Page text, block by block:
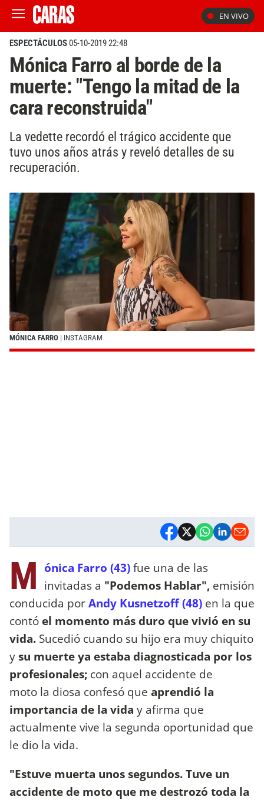
EN VIVO
ESPECTÁCULOS05-10-2019 22:48
Mónica Farro al borde de la
muerte: "Tengo la mitad de la
cara reconstruida"
La vedette recordó el trágico accidente que
tuvo unos años atrás y reveló detalles de su
recuperación.
MÓNICA FARRO | INSTAGRAM
M ónica Farro (43)fue una de las
invitadas a "Podemos Hablar", emisión
conducida porAndy Kusnetzoff (48) en la que
contó el momento más duro que vivió en su
vida. Sucedió cuando su hijo era muy chiquito
ysu muerte ya estaba diagnosticada por los
profesionales; con aquel accidente de
moto la diosa confesó que aprendió la
importancia de la vida y afirma que
actualmente vive la segunda oportunidad que
le dio la vida.
"Estuve muerta unos segundos. Tuve un
accidente de moto que me destrozó toda la